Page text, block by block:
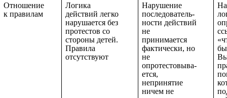
Отношение
к правилам
Логика
действий легко
нарушается без
протестов со
стороны детей.
Правила
отсутствуют
Нарушение
последователь-
ности действий
не
принимается
фактически, но
не
опротестовыва-
ется,
непринятие
ничем не